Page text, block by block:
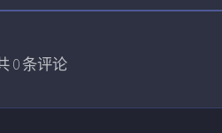
0条评论